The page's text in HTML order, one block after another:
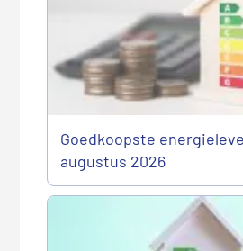
Goedkoopste
augustus 2026